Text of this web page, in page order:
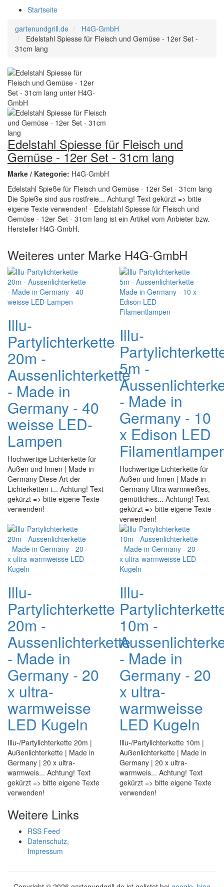
Startseite
gartenundgrill.de
H4G-GmbH
Edelstahl Spiesse für Fleisch und Gemüse - 12er Set -
31cm lang
Edelstahl Spiesse für Fleisch und
Gemüse - 12er Set - 31cm lang
Marke / Kategorie: H4G-GmbH
Edelstahl Spieße für Fleisch und Gemüse - 12er Set - 31cm lang
Die Spieße sind aus rostfreie... Achtung! Text gekürzt => bitte
eigene Texte verwenden! - Edelstahl Spiesse für Fleisch und
Gemüse - 12er Set - 31cm lang ist ein Artikel vom Anbieter bzw.
Hersteller H4G-GmbH.
Weiteres unter Marke H4G-GmbH
Illu-
Partylichterkette
20m -
Aussenlichterkette
- Made in
Germany - 40
weisse LED-
Lampen
Hochwertige Lichterkette für
Außen und Innen | Made in
Germany Diese Art der
Lichterketten i... Achtung! Text
gekürzt => bitte eigene Texte
verwenden!
Illu-
5m -
- Made in
Germany - 10
x Edison LED
Hochwertige Lichterkette für
Außen und Innen | Made in
Germany Ultra warmweißes,
gemütliches... Achtung! Text
gekürzt => bitte eigene Texte
verwenden!
Illu-
Partylichterkette
20m -
Aussenlichterkette
- Made in
Germany - 20
x ultra-
warmweisse
LED Kugeln
Illu-/Partylichterkette 20m |
Außenlichterkette | Made in
Germany | 20 x ultra-
warmweis... Achtung! Text
gekürzt => bitte eigene Texte
verwenden!
Illu-
10m -
- Made in
Germany - 20
x ultra-
warmweisse
LED Kugeln
Illu-/Partylichterkette 10m |
Außenlichterkette | Made in
Germany | 20 x ultra-
warmweis... Achtung! Text
gekürzt => bitte eigene Texte
verwenden!
Weitere Links
RSS Feed
Datenschutz,
Impressum